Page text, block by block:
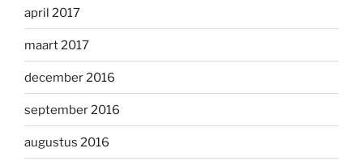
april 2017
maart 2017
december 2016
september 2016
augustus 2016